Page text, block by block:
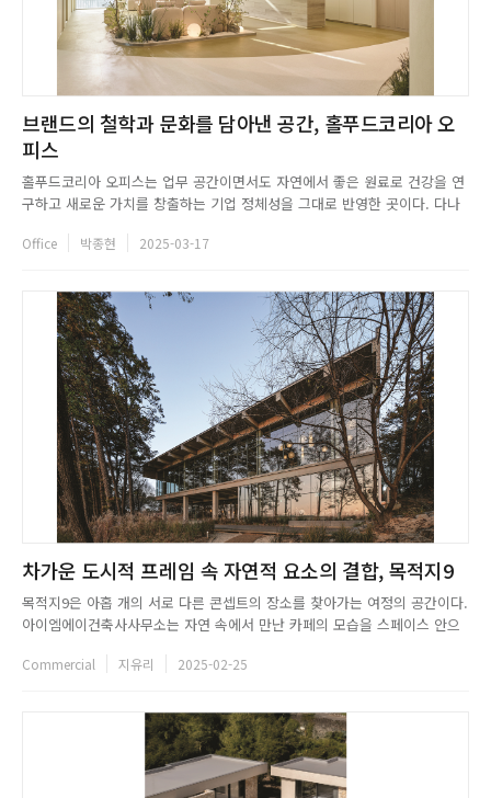
브랜드의 철학과 문화를 담아낸 공간, 홀푸드코리아 오
피스
홀푸드코리아 오피스는 업무 공간이면서도 자연에서 좋은 원료로 건강을 연
구하고 새로운 가치를 창출하는 기업 정체성을 그대로 반영한 곳이다. 다나
하고 디자인적 언어로 풀어냈다. 다나함은 자연과의 조화를 이루며 건강한
Office 박종현 2025-03-17
차가운 도시적 프레임 속 자연적 요소의 결합, 목적지9
목적지9은 아홉 개의 서로 다른 콘셉트의 장소를 찾아가는 여정의 공간이다.
아이엠에이건축사사무소는 자연 속에서 만난 카페의 모습을 스페이스 안으
른 콘셉트의 영역을 기획하였고, 스토리텔링에 따른 공간 디자인을 연출했
Commercial 지유리 2025-02-25